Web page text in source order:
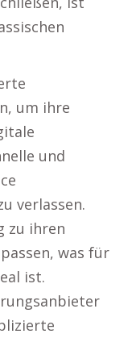
um ihre
und
verlassen.
zu ihren
was für
ist.